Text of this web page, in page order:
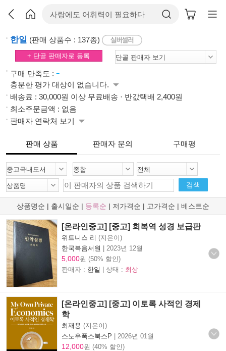
한일 (판매 상품수 : 137종)
+ 단골 판매자로 등록
구매 만족도 : -
충분한 평가 대상이 없습니다.
배송료 : 30,000원 이상 무료배송 · 반값택배 2,400원
최소주문금액 : 없음
판매자 연락처 보기
판매 상품 판매자 문의 구매평
검색
상품명순 | 출시일순 | 등록순 | 저가격순 | 고가격순 | 베스트순
[온라인중고] [중고] 회복역 성경 보급판
위트니스 리 (지은이)
한국복음서원 | 2023년 12월
5,000원 (50% 할인)
판매자 : 한일 | 상태 : 최상
[온라인중고] [중고] 이토록 사적인 경제
학
최재용 (지은이)
스노우폭스북스P | 2026년 01월
12,000원 (40% 할인)